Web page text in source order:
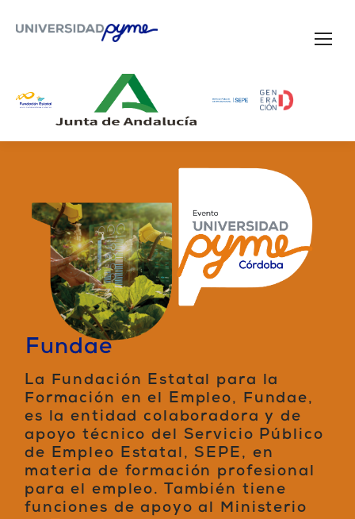
La Fundación Estatal para la
Formación en el Empleo, Fundae,
es la entidad colaboradora y de
apoyo técnico del Servicio Público
de Empleo Estatal, SEPE, en
materia de formación profesional
para el empleo. También tiene
funciones de apoyo al Ministerio
Fundae